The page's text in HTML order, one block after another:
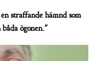
straffande hämnd som
ögonen."